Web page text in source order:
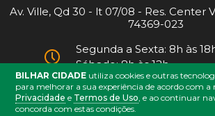
BILHAR CIDADE utiliza cookies e outras
para melhorar a sua experiência de acordo com a
Privacidade e Termos de Uso, e ao continuar
concorda com estas condições.
Av. Ville, Qd 30 - lt 07/08 - Res. Center
74369-023
Segunda a Sexta: 8h às
Sábado: 8h às 12h
2026 © BILHAR